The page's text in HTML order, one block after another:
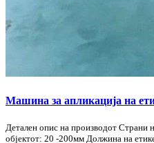
Машина за апликација на
Детален опис на производот
објектот: 20 -200мм Должина на